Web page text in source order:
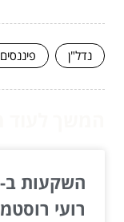
נדל"ן
רועי